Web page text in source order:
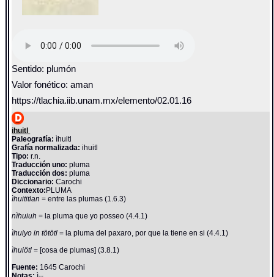
Sentido: plumón
Valor fonético: aman
https://tlachia.iib.unam.mx/elemento/02.01.16
ihuitl
Paleografía: ìhuitl
Grafía normalizada: ihuitl
Tipo: r.n.
Traducción uno: pluma
Traducción dos: pluma
Diccionario:Carochi
Contexto:PLUMA
ìhuititlan= entre las plumas (1.6.3)
nìhuiuh= la pluma que yo posseo (4.4.1)
ìhuiyo in tötötl= la pluma del paxaro, por que la tiene en si (4.4.1)
ìhuiötl= [cosa de plumas] (3.8.1)
Fuente: 1645 Carochi